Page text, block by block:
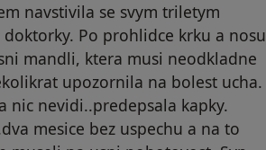
navstivila se svym triletym
Po prohlidce krku a nosu
mandli, ktera musi neodkladne
upozornila na bolest ucha.
nic nevidi..predepsala kapky.
mesice bez uspechu a na to